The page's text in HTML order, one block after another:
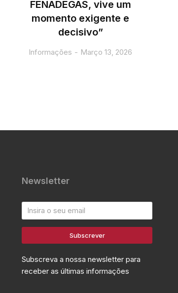
FENADEGAS, vive um
momento exigente e
decisivo”
Informações Março 13, 2026
Newsletter
Subscrever
Subscreva a nossa newsletter para
receber as últimas informações